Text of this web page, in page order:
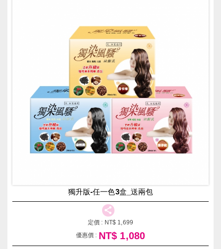
獨升版-任一色3盒_送兩包
定價 : NT$ 1,699
優惠價 : NT$ 1,080